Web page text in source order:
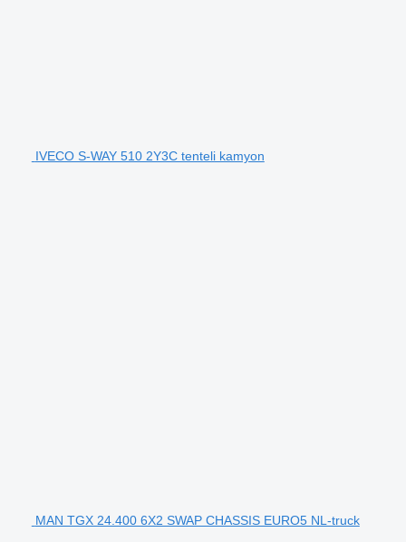
IVECO S-WAY 510 2Y3C tenteli kamyon
MAN TGX 24.400 6X2 SWAP CHASSIS EURO5 NL-truck